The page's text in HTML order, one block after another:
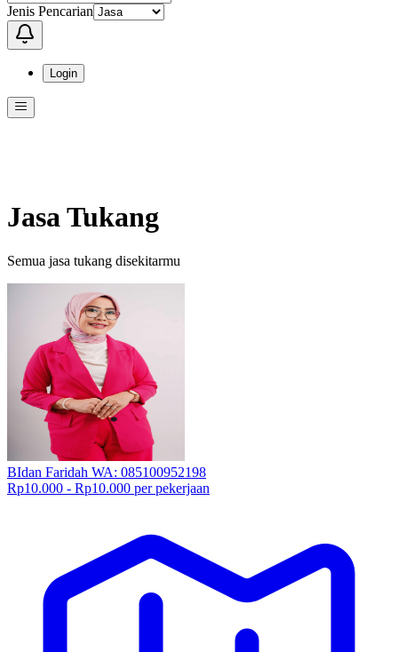
Jenis Pencarian
Login
Jasa Tukang
Semua jasa tukang disekitarmu
BIdan Faridah WA: 085100952198
Rp10.000 - Rp10.000 per pekerjaan